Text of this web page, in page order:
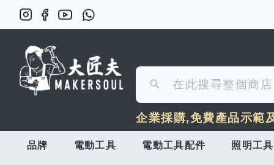
尋
搜
尋
企業採購,免費產品示範
品牌 電動工具 電動工具配件 照明工具